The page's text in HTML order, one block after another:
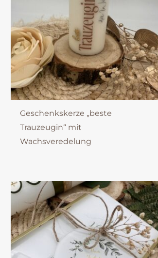
Geschenkskerze „beste
Trauzeugin“ mit
Wachsveredelung